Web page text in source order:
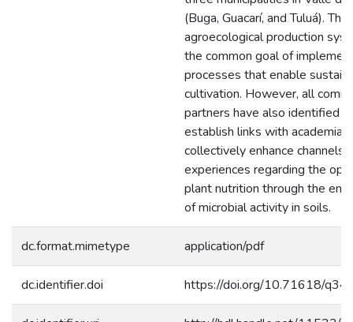
(Buga, Guacarí, and Tuluá).
agroecological production
the common goal of
processes that enable
cultivation. However, all
partners have also identified
establish links with academia
collectively enhance channels
experiences regarding the
plant nutrition through the
of microbial activity in soils.
dc.format.mimetype application/pdf
dc.identifier.doi https://doi.org/10.71618/